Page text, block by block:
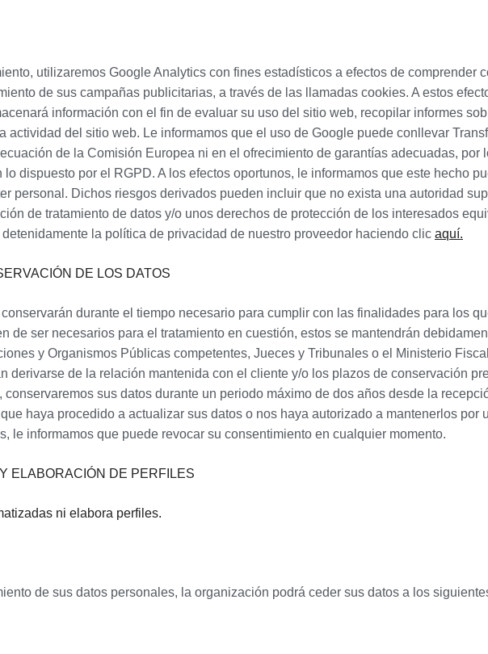
utilizaremos Google Analytics con fines estadísticos a efectos de comprender
de sus campañas publicitarias, a través de las llamadas cookies. A estos
información con el fin de evaluar su uso del sitio web, recopilar informes
actividad del sitio web. Le informamos que el uso de Google puede conllevar
de la Comisión Europea ni en el ofrecimiento de garantías adecuadas, por
dispuesto por el RGPD. A los efectos oportunos, le informamos que este hecho
personal. Dichos riesgos derivados pueden incluir que no exista una autoridad
de tratamiento de datos y/o unos derechos de protección de los interesados
la política de privacidad de nuestro proveedor haciendo clic aquí.
DE LOS DATOS
durante el tiempo necesario para cumplir con las finalidades para los
de ser necesarios para el tratamiento en cuestión, estos se mantendrán
y Organismos Públicas competentes, Jueces y Tribunales o el Ministerio
derivarse de la relación mantenida con el cliente y/o los plazos de conservación
sus datos durante un periodo máximo de dos años desde la
haya procedido a actualizar sus datos o nos haya autorizado a mantenerlos por
le informamos que puede revocar su consentimiento en cualquier momento.
ELABORACIÓN DE PERFILES
ni elabora perfiles.
de sus datos personales, la organización podrá ceder sus datos a los